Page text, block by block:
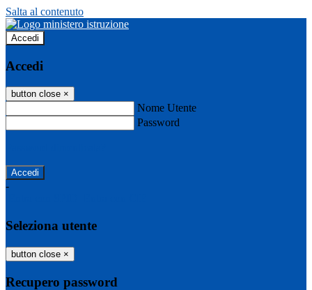
Salta al contenuto
Accedi
Accedi
button close ×
Nome Utente
Password
-
Seleziona utente
button close ×
Recupero password